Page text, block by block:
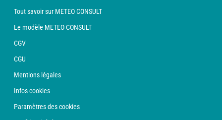
Tout savoir sur METEO CONSULT
Le modèle METEO CONSULT
CGV
CGU
Mentions légales
Infos cookies
Paramètres des cookies